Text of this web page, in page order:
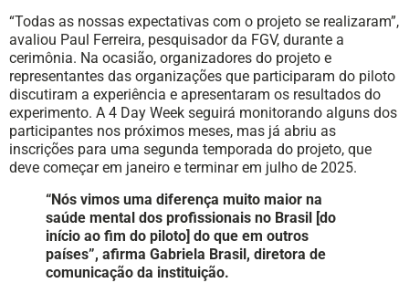
“Todas as nossas expectativas com o projeto se realizaram”,
avaliou Paul Ferreira, pesquisador da FGV, durante a
cerimônia. Na ocasião, organizadores do projeto e
representantes das organizações que participaram do piloto
discutiram a experiência e apresentaram os resultados do
experimento. A 4 Day Week seguirá monitorando alguns dos
participantes nos próximos meses, mas já abriu as
inscrições para uma segunda temporada do projeto, que
deve começar em janeiro e terminar em julho de 2025.
“Nós vimos uma diferença muito maior na
saúde mental dos profissionais no Brasil [do
início ao fim do piloto] do que em outros
países”, afirma Gabriela Brasil, diretora de
comunicação da instituição.